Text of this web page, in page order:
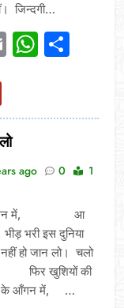
जिन्दगी…
Email
ago 0
1
मन में, आ
भरी इस दुनिया
जान लो। चलो
फिर खुशियों की
के आँगन में, …